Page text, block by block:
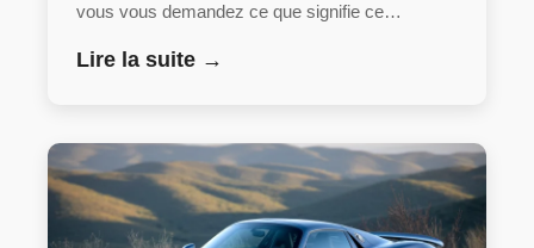
vous vous demandez ce que signifie ce…
Lire la suite →